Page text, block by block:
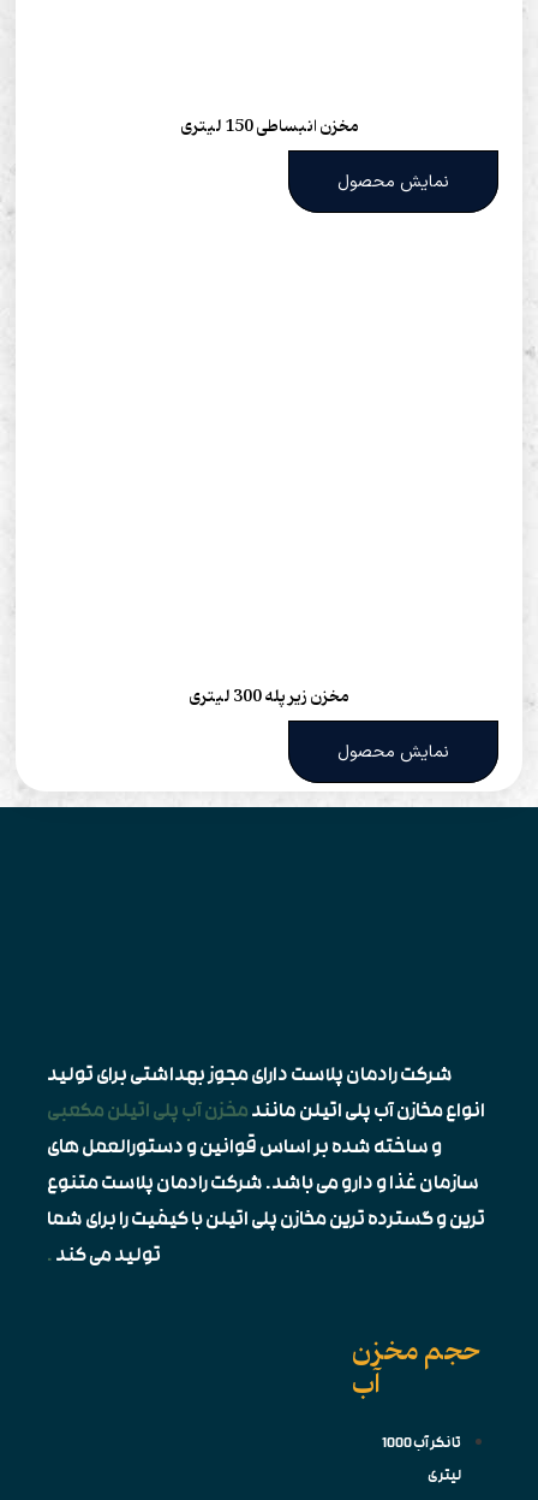
مخزن انبساطی 150 لیتری
نمایش محصول
مخزن زیر پله 300 لیتری
نمایش محصول
شرکت رادمان پلاست دارای مجوز بهداشتی برای تولید
انواع مخازن آب پلی اتیلن مانندمخزن آب پلی اتیلن مکعبی
و ساخته شده بر اساس قوانین و دستورالعمل های
سازمان غذا و دارو می باشد. شرکت رادمان پلاست متنوع
ترین و گسترده ترین مخازن پلی اتیلن با کیفیت را برای شما
تولید می کند.
حجم مخزن
تانکر آب 1000